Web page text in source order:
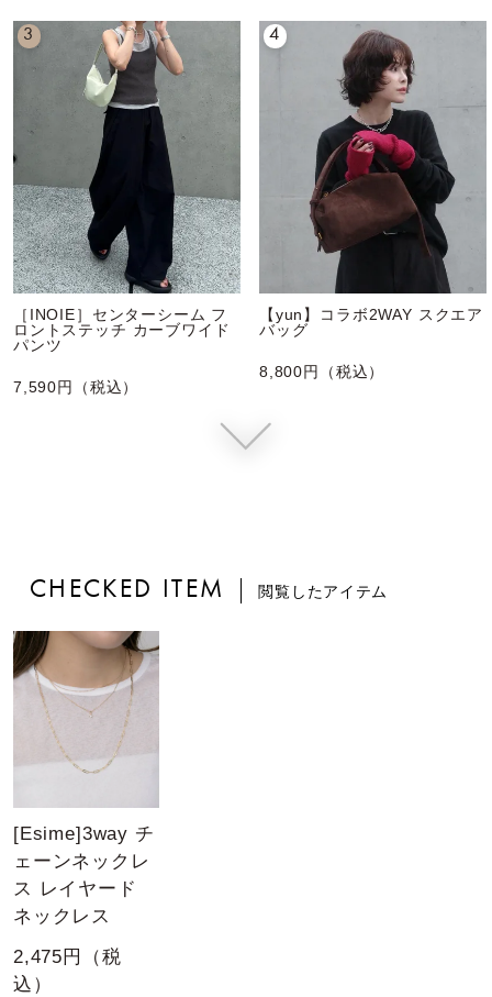
3
［INOIE］センターシーム フ
ロントステッチ カーブワイド
パンツ
7,590円（税込）
4
【yun】コラボ2WAY スクエア
バッグ
8,800円（税込）
CHECKED ITEM 閲覧したアイテム
[Esime]3way チ
ェーンネックレ
ス レイヤード
ネックレス
2,475円（税
込）